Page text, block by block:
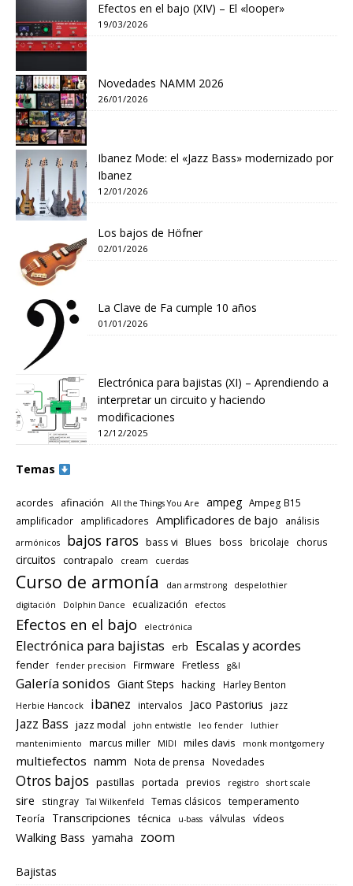
Efectos en el bajo (XIV) – El «looper»
19/03/2026
Novedades NAMM 2026
26/01/2026
Ibanez Mode: el «Jazz Bass» modernizado por
Ibanez
12/01/2026
Los bajos de Höfner
02/01/2026
La Clave de Fa cumple 10 años
01/01/2026
Electrónica para bajistas (XI) – Aprendiendo a
interpretar un circuito y haciendo
modificaciones
12/12/2025
Temas
acordes afinación All the Things You Are ampeg Ampeg B15
amplificador
amplificadores Amplificadores de bajo análisis
armónicos bajos raros bass vi Blues boss bricolaje chorus
circuitos contrapalo cream cuerdas
Curso de armonía dan armstrong
despelothier
digitación
Dolphin Dance ecualización efectos
Efectos en el bajo electrónica
Electrónica para bajistas erb Escalas y acordes
fender fender precision Firmware Fretless g&l
Galería sonidos Giant Steps hacking Harley Benton
Herbie Hancock ibanez intervalos Jaco Pastorius jazz
Jazz Bass jazz modal john entwistle leo fender
luthier
mantenimiento
marcus miller MIDI miles davis monk montgomery
multiefectos namm Nota de prensa Novedades
Otros bajos pastillas portada previos registro short scale
sire stingray Tal Wilkenfeld Temas clásicos temperamento
Teoría Transcripciones técnica u-bass válvulas vídeos
Walking Bass yamaha zoom
Bajistas